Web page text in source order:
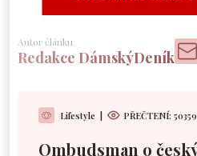
Autor článku
Redakce DámskýDeník
Lifestyle PŘEČTENÍ: 50359
Ombudsman o